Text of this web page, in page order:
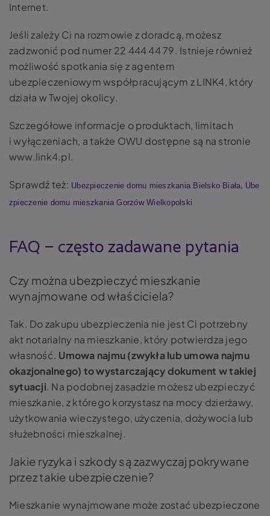
Internet.
Jeśli zależy Ci na rozmowie z doradcą, możesz
zadzwonić pod numer 22 444 44 79. Istnieje również
możliwość spotkania się z agentem
ubezpieczeniowym współpracującym z LINK4, który
działa w Twojej okolicy.
Szczegółowe informacje o produktach, limitach
i wyłączeniach, a także OWU dostępne są na stronie
www.link4.pl.
Sprawdź też: Ubezpieczenie domu mieszkania Bielsko Biała, Ube
zpieczenie domu mieszkania Gorzów Wielkopolski
FAQ – często zadawane pytania
Czy można ubezpieczyć mieszkanie
wynajmowane od właściciela?
Tak. Do zakupu ubezpieczenia nie jest Ci potrzebny
akt notarialny na mieszkanie, który potwierdza jego
własność. Umowa najmu (zwykła lub umowa najmu
okazjonalnego) to wystarczający dokument w takiej
sytuacji. Na podobnej zasadzie możesz ubezpieczyć
mieszkanie, z którego korzystasz na mocy dzierżawy,
użytkowania wieczystego, użyczenia, dożywocia lub
służebności mieszkalnej.
Jakie ryzyka i szkody są zazwyczaj pokrywane
przez takie ubezpieczenie?
Mieszkanie wynajmowane może zostać ubezpieczone